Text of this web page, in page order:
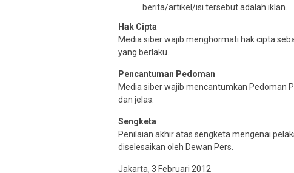
berita/artikel/isi tersebut adalah iklan.
Hak Cipta
Media siber wajib menghormati hak cipta
yang berlaku.
Pencantuman Pedoman
Media siber wajib mencantumkan Pedoman
dan jelas.
Sengketa
Penilaian akhir atas sengketa mengenai
diselesaikan oleh Dewan Pers.
Jakarta, 3 Februari 2012